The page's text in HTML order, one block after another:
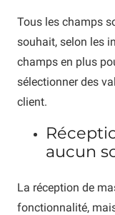
Tous les champs
souhait, selon les
champs en plus
sélectionner des
client.
aucun
La réception de
fonctionnalité,